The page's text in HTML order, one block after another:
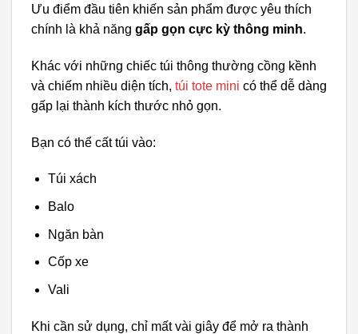
Ưu điểm đầu tiên khiến sản phẩm được yêu thích
chính là khả năng gấp gọn cực kỳ thông minh.
Khác với những chiếc túi thông thường cồng kềnh
và chiếm nhiều diện tích, túi tote mini có thể dễ dàng
gấp lại thành kích thước nhỏ gọn.
Bạn có thể cất túi vào:
Túi xách
Balo
Ngăn bàn
Cốp xe
Vali
Khi cần sử dụng, chỉ mất vài giây để mở ra thành